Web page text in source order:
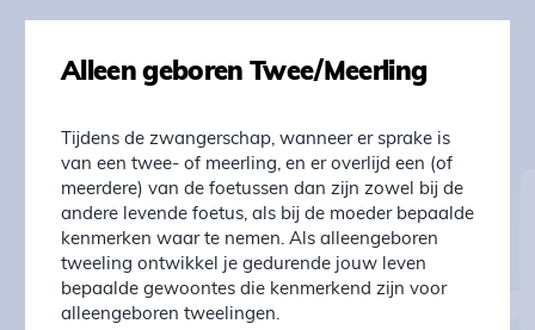
Alleen geboren Twee/Meerling
Tijdens de zwangerschap, wanneer er sprake is
van een twee- of meerling, en er overlijd een (of
meerdere) van de foetussen dan zijn zowel bij de
andere levende foetus, als bij de moeder bepaalde
kenmerken waar te nemen. Als alleengeboren
tweeling ontwikkel je gedurende jouw leven
bepaalde gewoontes die kenmerkend zijn voor
alleengeboren tweelingen.